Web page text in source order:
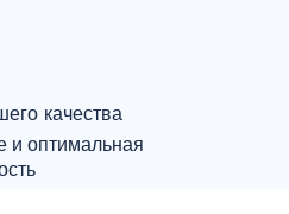
качества
и оптимальная